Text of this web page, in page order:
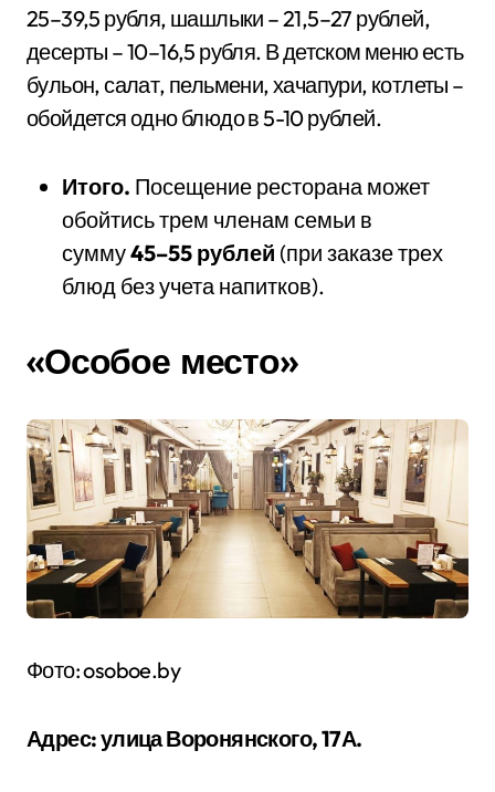
25–39,5 рубля, шашлыки – 21,5–27 рублей,
десерты – 10–16,5 рубля. В детском меню есть
бульон, салат, пельмени, хачапури, котлеты –
обойдется одно блюдо в 5-10 рублей.
Итого. Посещение ресторана может
обойтись трем членам семьи в
сумму45–55 рублей (при заказе трех
блюд без учета напитков).
«Особое место»
Фото: osoboe.by
Адрес: улица Воронянского, 17А.